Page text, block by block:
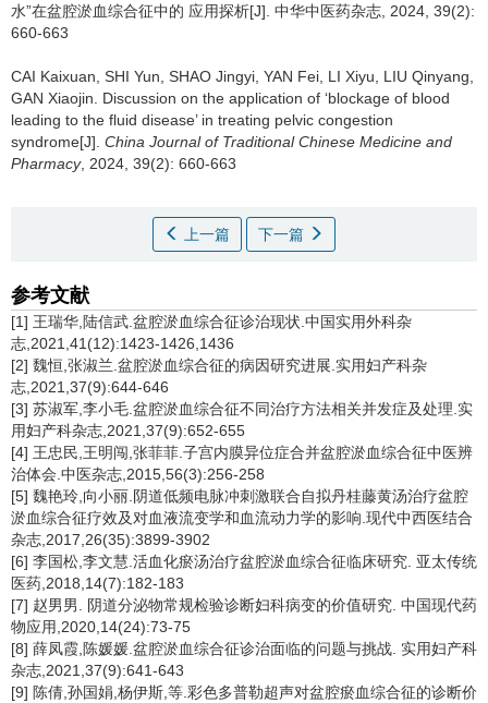
水”在盆腔淤血综合征中的 应用探析[J]. 中华中医药杂志, 2024, 39(2):
660-663
CAI Kaixuan, SHI Yun, SHAO Jingyi, YAN Fei, LI Xiyu, LIU Qinyang,
GAN Xiaojin. Discussion on the application of ‘blockage of blood
leading to the fluid disease’ in treating pelvic congestion
syndrome[J]. China Journal of Traditional Chinese Medicine and
Pharmacy, 2024, 39(2): 660-663
上一篇 下一篇
参考文献
[1] 王瑞华,陆信武.盆腔淤血综合征诊治现状.中国实用外科杂
志,2021,41(12):1423-1426,1436
[2] 魏恒,张淑兰.盆腔淤血综合征的病因研究进展.实用妇产科杂
志,2021,37(9):644-646
[3] 苏淑军,李小毛.盆腔淤血综合征不同治疗方法相关并发症及处理.实
用妇产科杂志,2021,37(9):652-655
[4] 王忠民,王明闯,张菲菲.子宫内膜异位症合并盆腔淤血综合征中医辨
治体会.中医杂志,2015,56(3):256-258
[5] 魏艳玲,向小丽.阴道低频电脉冲刺激联合自拟丹桂藤黄汤治疗盆腔
淤血综合征疗效及对血液流变学和血流动力学的影响.现代中西医结合
杂志,2017,26(35):3899-3902
[6] 李国松,李文慧.活血化瘀汤治疗盆腔淤血综合征临床研究. 亚太传统
医药,2018,14(7):182-183
[7] 赵男男. 阴道分泌物常规检验诊断妇科病变的价值研究. 中国现代药
物应用,2020,14(24):73-75
[8] 薛凤霞,陈媛媛.盆腔淤血综合征诊治面临的问题与挑战. 实用妇产科
杂志,2021,37(9):641-643
[9] 陈倩,孙国娟,杨伊斯,等.彩色多普勒超声对盆腔瘀血综合征的诊断价